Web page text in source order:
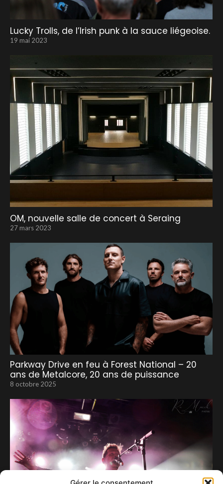
Lucky Trolls, de l’Irish punk à la sauce liégeoise.
19 mai 2023
OM, nouvelle salle de concert à Seraing
27 mars 2023
Parkway Drive en feu à Forest National – 20
ans de Metalcore, 20 ans de puissance
8 octobre 2025